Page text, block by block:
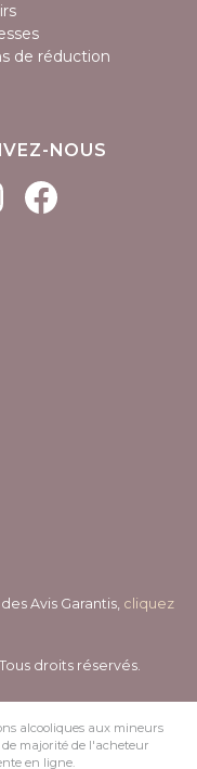
de réduction
NOUS
Avis Garantis, cliquez
droits réservés.
alcooliques aux mineurs
de majorité de l'acheteur
en ligne.